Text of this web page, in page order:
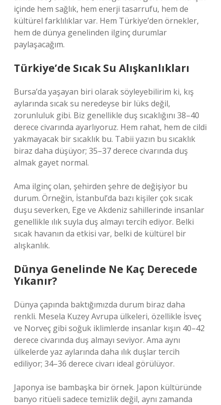
içinde hem sağlık, hem enerji tasarrufu, hem de
kültürel farklılıklar var. Hem Türkiye’den örnekler,
hem de dünya genelinden ilginç durumlar
paylaşacağım.
Türkiye’de Sıcak Su Alışkanlıkları
Bursa’da yaşayan biri olarak söyleyebilirim ki, kış
aylarında sıcak su neredeyse bir lüks değil,
zorunluluk gibi. Biz genellikle duş sıcaklığını 38–40
derece civarında ayarlıyoruz. Hem rahat, hem de cildi
yakmayacak bir sıcaklık bu. Tabii yazın bu sıcaklık
biraz daha düşüyor; 35–37 derece civarında duş
almak gayet normal.
Ama ilginç olan, şehirden şehre de değişiyor bu
durum. Örneğin, İstanbul’da bazı kişiler çok sıcak
duşu severken, Ege ve Akdeniz sahillerinde insanlar
genellikle ılık suyla duş almayı tercih ediyor. Belki
sıcak havanın da etkisi var, belki de kültürel bir
alışkanlık.
Dünya Genelinde Ne Kaç Derecede
Yıkanır?
Dünya çapında baktığımızda durum biraz daha
renkli. Mesela Kuzey Avrupa ülkeleri, özellikle İsveç
ve Norveç gibi soğuk iklimlerde insanlar kışın 40–42
derece civarında duş almayı seviyor. Ama aynı
ülkelerde yaz aylarında daha ılık duşlar tercih
ediliyor; 34–36 derece civarı ideal görülüyor.
Japonya ise bambaşka bir örnek. Japon kültüründe
banyo ritüeli sadece temizlik değil, aynı zamanda